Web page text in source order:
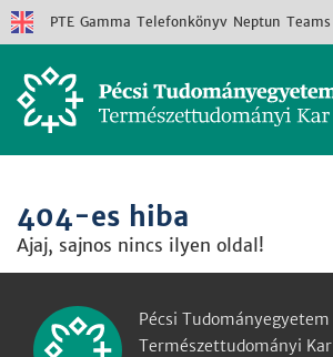
PTE Gamma Telefonkönyv Neptun Teams
404-es hiba
Ajaj, sajnos nincs ilyen oldal!
Pécsi Tudományegyetem
Természettudományi Kar